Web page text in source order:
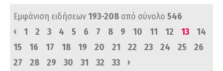
Εμφάνιση ειδήσεων193-208 από σύνολο 546
‹
1 2 3 4 5 6 7 8 9 10 11 12 13
14
15
16 17 18 19 20 21 22 23 24 25
26
27
28 29 30 31 32 33 ›